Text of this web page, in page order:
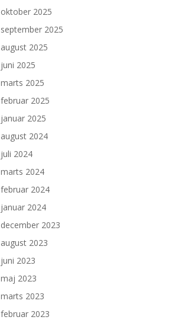
oktober 2025
september 2025
august 2025
juni 2025
marts 2025
februar 2025
januar 2025
august 2024
juli 2024
marts 2024
februar 2024
januar 2024
december 2023
august 2023
juni 2023
maj 2023
marts 2023
februar 2023